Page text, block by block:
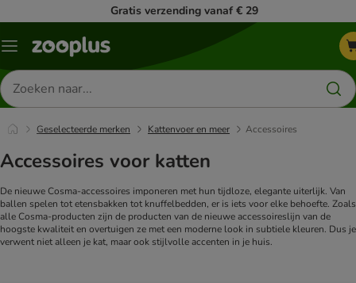
Gratis verzending vanaf € 29
Menu
Zoeken
naar
producten
Geselecteerde merken Kattenvoer en meer Accessoires
Accessoires voor katten
De nieuwe Cosma-accessoires imponeren met hun tijdloze, elegante uiterlijk. Van
ballen spelen tot etensbakken tot knuffelbedden, er is iets voor elke behoefte. Zoals
alle Cosma-producten zijn de producten van de nieuwe accessoireslijn van de
hoogste kwaliteit en overtuigen ze met een moderne look in subtiele kleuren. Dus je
verwent niet alleen je kat, maar ook stijlvolle accenten in je huis.